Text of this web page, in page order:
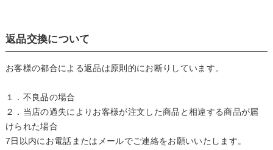
返品交換について
お客様の都合による返品は原則的にお断りしています。
１．不良品の場合
２．当店の過失によりお客様が注文した商品と相違する商品が届
けられた場合
7日以内にお電話またはメールでご連絡をお願いいたします。